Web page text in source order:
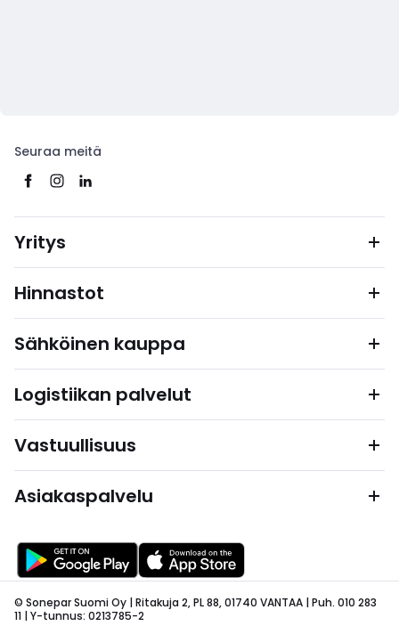
Seuraa meitä
Yritys
Hinnastot
Sähköinen kauppa
Logistiikan palvelut
Vastuullisuus
Asiakaspalvelu
© Sonepar Suomi Oy | Ritakuja 2, PL 88, 01740 VANTAA | Puh. 010 283
11 | Y-tunnus: 0213785-2